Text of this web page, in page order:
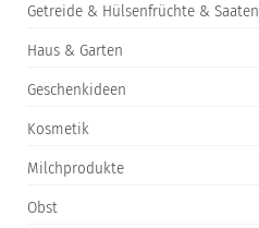
Getreide & Hülsenfrüchte & Saaten
Haus & Garten
Geschenkideen
Kosmetik
Milchprodukte
Obst